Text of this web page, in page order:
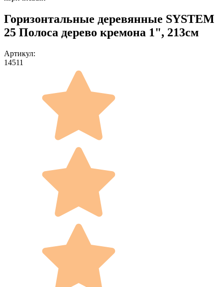
Горизонтальные деревянные SYSTEM
25 Полоса дерево кремона 1", 213см
Артикул:
14511